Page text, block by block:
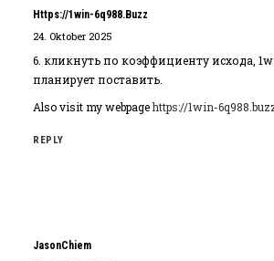
Https://1win-6q988.buzz
24. Oktober 2025
6. кликнуть по коэффициенту исхода,
планирует поставить.
Also visit my webpagehttps://1win-
REPLY
JasonChiem